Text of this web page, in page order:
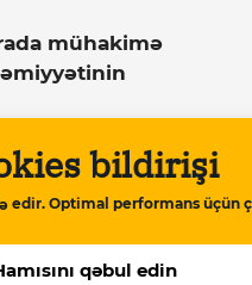
bildirişi
edir. Optimal performans üçün
qəbul edin
mühakimə
asılıdır”